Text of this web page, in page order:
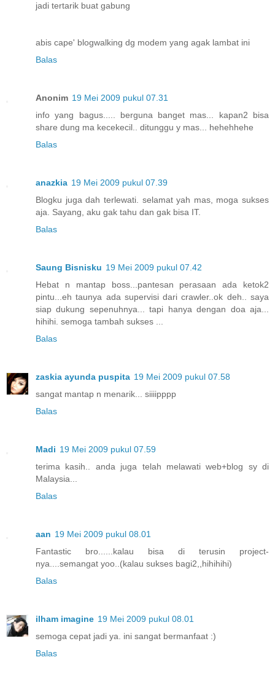
jadi tertarik buat gabung
abis cape' blogwalking dg modem yang agak lambat ini
Balas
Anonim 19 Mei 2009 pukul 07.31
info yang bagus..... berguna banget mas... kapan2 bisa
share dung ma kecekecil.. ditunggu y mas... hehehhehe
Balas
anazkia 19 Mei 2009 pukul 07.39
Blogku juga dah terlewati. selamat yah mas, moga sukses
aja. Sayang, aku gak tahu dan gak bisa IT.
Balas
Saung Bisnisku 19 Mei 2009 pukul 07.42
Hebat n mantap boss...pantesan perasaan ada ketok2
pintu...eh taunya ada supervisi dari crawler..ok deh.. saya
siap dukung sepenuhnya... tapi hanya dengan doa aja...
hihihi. semoga tambah sukses ...
Balas
zaskia ayunda puspita 19 Mei 2009 pukul 07.58
sangat mantap n menarik... siiiipppp
Balas
Madi 19 Mei 2009 pukul 07.59
terima kasih.. anda juga telah melawati web+blog sy di
Malaysia...
Balas
aan 19 Mei 2009 pukul 08.01
Fantastic bro......kalau bisa di terusin project-
nya....semangat yoo..(kalau sukses bagi2,,hihihihi)
Balas
ilham imagine 19 Mei 2009 pukul 08.01
semoga cepat jadi ya. ini sangat bermanfaat :)
Balas